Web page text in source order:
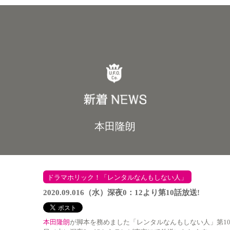
本田隆朗
ドラマホリック！「レンタルなんもしない人」
2020.09.016（水）深夜0：12より第10話放送!
本田隆朗が脚本を務めました「レンタルなんもしない人」第